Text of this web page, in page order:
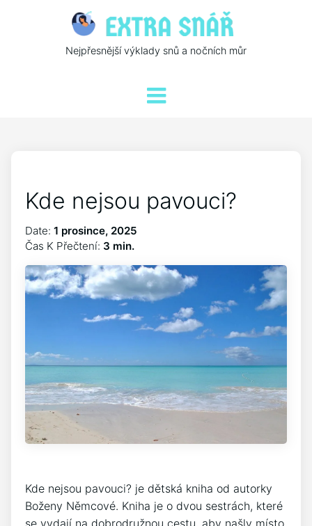
Nejpřesnější výklady snů a nočních můr
Kde nejsou pavouci?
Date: 1 prosince, 2025
Čas K Přečtení: 3 min.
Kde nejsou pavouci? je dětská kniha od autorky
Boženy Němcové. Kniha je o dvou sestrách, které